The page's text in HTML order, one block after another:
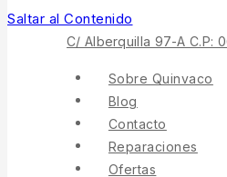
Saltar al Contenido
C/ Alberquilla 97-A C.P:
Sobre Quinvaco
Blog
Contacto
Reparaciones
Ofertas